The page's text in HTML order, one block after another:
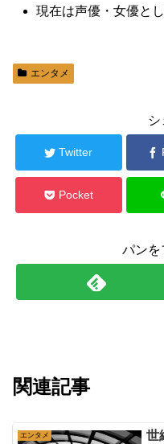
現在は声優・女優と
エンタメ
シ
Twitter
Pocket
パンを
関連記事
エンタメ
世